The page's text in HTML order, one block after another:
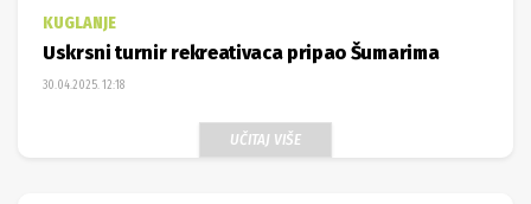
KUGLANJE
Uskrsni turnir rekreativaca pripao Šumarima
30.04.2025. 12:18
UČITAJ VIŠE